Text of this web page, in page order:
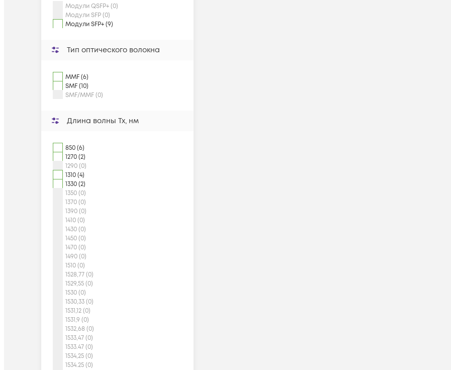
Модули QSFP+ (0)
Модули SFP (0)
Модули SFP+ (9)
Тип оптического волокна
MMF (6)
SMF (10)
SMF/MMF (0)
Длина волны Tx, нм
850 (6)
1270 (2)
1290 (0)
1310 (4)
1330 (2)
1350 (0)
1370 (0)
1390 (0)
1410 (0)
1430 (0)
1450 (0)
1470 (0)
1490 (0)
1510 (0)
1528,77 (0)
1529,55 (0)
1530 (0)
1530,33 (0)
1531,12 (0)
1531,9 (0)
1532,68 (0)
1533,47 (0)
1533.47 (0)
1534,25 (0)
1534.25 (0)